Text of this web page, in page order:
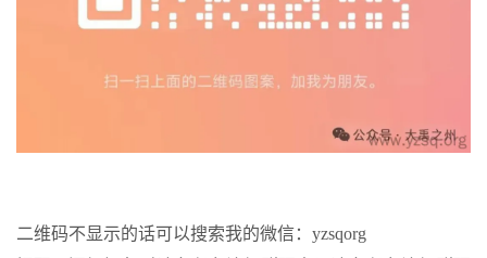
二维码不显示的话可以搜索我的微信：yzsqorg